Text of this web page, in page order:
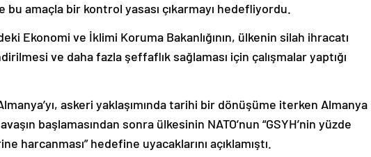
bu amaçla bir kontrol yasası çıkarmayı hedefliyordu.
Ekonomi ve İklimi Koruma Bakanlığının, ülkenin silah ihracatı
ve daha fazla şeffaflık sağlaması için çalışmalar yaptığı
askeri yaklaşımında tarihi bir dönüşüme iterken Almanya
başlamasından sonra ülkesinin NATO’nun “GSYH’nin yüzde
harcanması” hedefine uyacaklarını açıklamıştı.